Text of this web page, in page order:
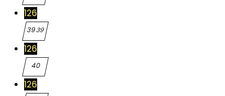
126
3939
126
40
40
126